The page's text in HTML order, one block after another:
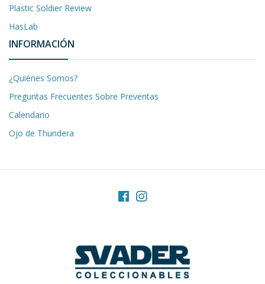
Plastic Soldier Review
HasLab
INFORMACIÓN
¿Quiénes Somos?
Preguntas Frecuentes Sobre Preventas
Calendario
Ojo de Thundera